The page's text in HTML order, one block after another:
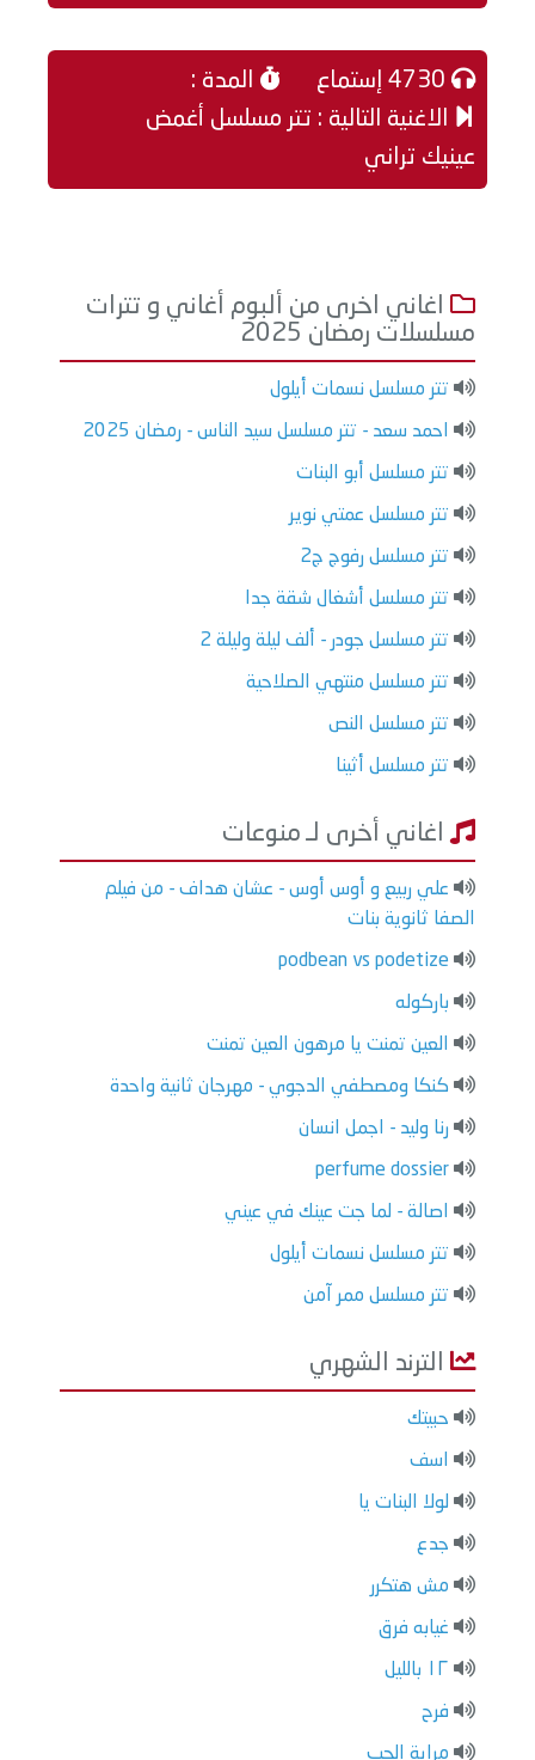
المدة :
الاغنية التالية : تتر مسلسل أغمض
عينيك تراني
اغاني اخرى من ألبوم أغاني و تترات
مسلسلات رمضان 2025
تتر مسلسل نسمات أيلول
احمد سعد - تتر مسلسل سيد الناس - رمضان 2025
تتر مسلسل أبو البنات
تتر مسلسل عمتي نوير
تتر مسلسل رفوج ج2
تتر مسلسل أشغال شقة جدا
تتر مسلسل جودر - ألف ليلة وليلة 2
تتر مسلسل منتهي الصلاحية
تتر مسلسل النص
تتر مسلسل أثينا
اغاني أخرى لـ منوعات
علي ربيع و أوس أوس - عشان هداف - من فيلم
الصفا ثانوية بنات
podbean vs podetize
باركوله
العين تمنت يا مرهون العين تمنت
كنكا ومصطفي الدجوي - مهرجان ثانية واحدة
رنا وليد - اجمل انسان
perfume dossier
اصالة - لما جت عينك في عيني
تتر مسلسل نسمات أيلول
تتر مسلسل ممر آمن
الترند الشهري
حبيتك
اسف
لولا البنات يا
جدع
مش هتكرر
غيابه فرق
١٢ بالليل
فرح
مراية الحب